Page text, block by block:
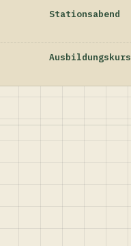
Stationsabend
Ausbildungskurs